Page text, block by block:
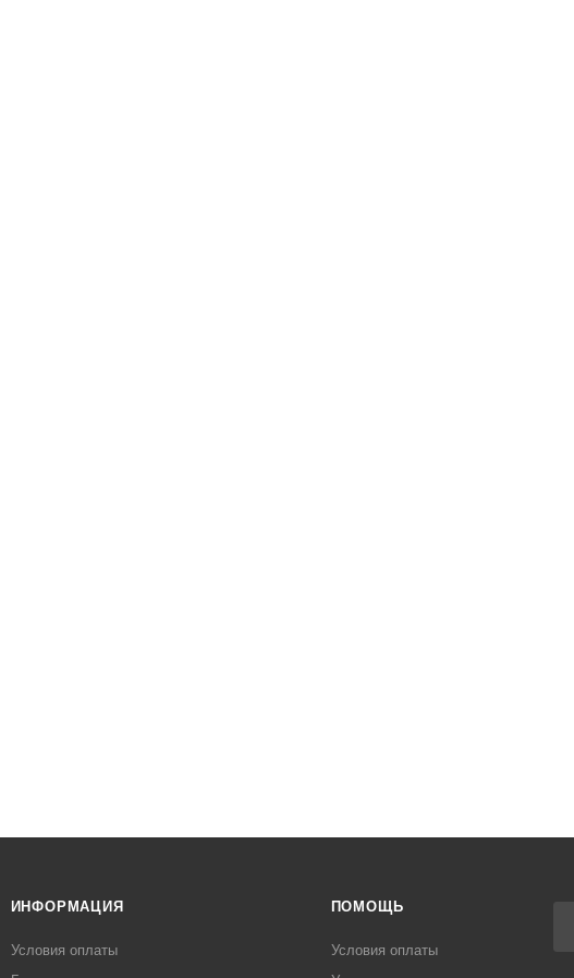
ИНФОРМАЦИЯ
Условия оплаты
ПОМОЩЬ
Условия оплаты